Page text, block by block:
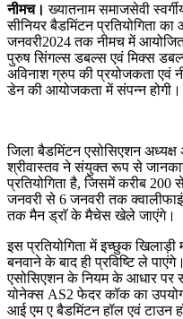
नीमच। ख्यातनाम समाजसेवी
सीनियर बैडमिंटन प्रतियोगिता
जनवरी2024 तक नीमच में आयोजित
पुरुष सिंगल्स डबल्स एवं मिक्स
अविनाश ग्रुप की प्रयोजकता एवं
डेन की आयोजकता में संपन्न होगी।
जिला बैडमिंटन एसोसिएशन
श्रीवास्तव ने संयुक्त रूप से
प्रतियोगिता है, जिसमें करीब
जनवरी से 6 जनवरी तक
तक मैन ड्राॅ के मैचेस खेले जाएंगे।
इस प्रतियोगिता में इच्छुक
बनवाने के बाद ही प्रविष्टि ले
एसोसिएशन के नियम के आधार पर
योनेक्स AS2 फेदर कॉक का उपयोग
आई एम ए बैडमिंटन हॉल एवं टाउन